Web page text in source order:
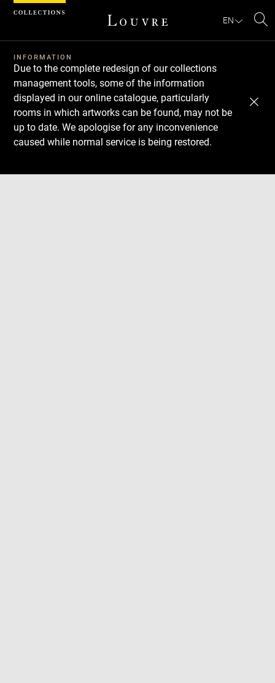
EN
INFORMATION
Due to the complete redesign of our collections
management tools, some of the information
displayed in our online catalogue, particularly
rooms in which artworks can be found, may not be
up to date. We apologise for any inconvenience
caused while normal service is being restored.
Download
Next
Previous
Cookies management panel